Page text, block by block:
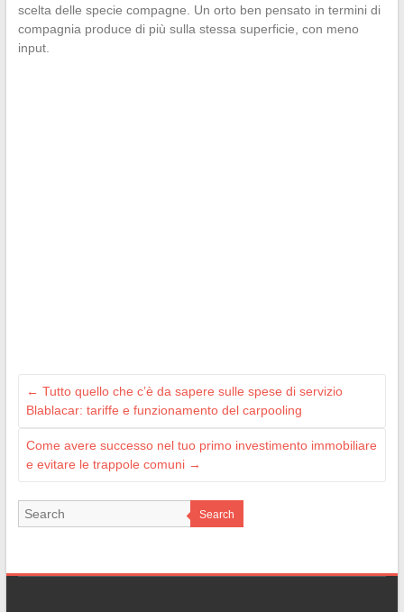
scelta delle specie compagne. Un orto ben pensato in termini di
compagnia produce di più sulla stessa superficie, con meno
input.
← Tutto quello che c’è da sapere sulle spese di servizio
Blablacar: tariffe e funzionamento del carpooling
Come avere successo nel tuo primo investimento immobiliare
e evitare le trappole comuni →
Search